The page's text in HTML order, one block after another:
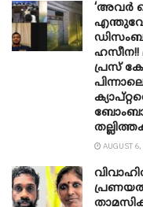
‘അവർ
ഹസീന!!
പ്രസ്
AUGUST